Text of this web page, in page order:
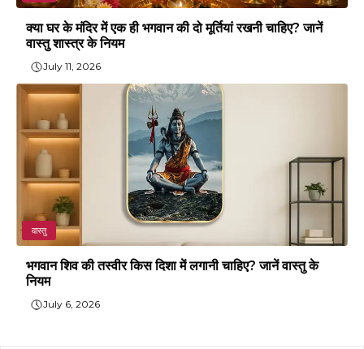
क्या घर के मंदिर में एक ही भगवान की दो मूर्तियां रखनी चाहिए? जानें
वास्तु शास्त्र के नियम
July 11, 2026
वास्तु
भगवान शिव की तस्वीर किस दिशा में लगानी चाहिए? जानें वास्तु के
नियम
July 6, 2026